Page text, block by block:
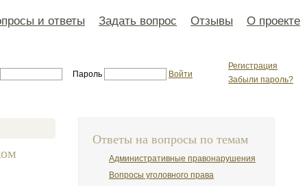
и ответы Задать вопрос Отзывы О проекте
Регистрация
Забыли пароль?
Пароль Войти
Ответы на вопросы по темам
Административные правонарушения
Вопросы уголовного права